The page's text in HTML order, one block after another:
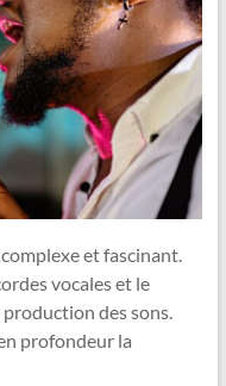
et fascinant.
vocales et le
des sons.
profondeur la